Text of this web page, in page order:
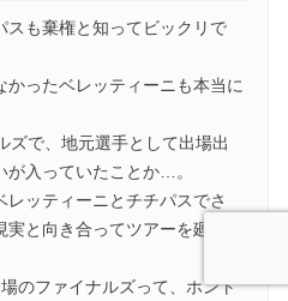
スも棄権と知ってビックリで
かったベレッティーニも本当に
ズで、地元選手として出場出
が入っていたことか…。
ッティーニとチチパスでさ
と向き合ってツアーを廻って
のファイナルズって、ホント